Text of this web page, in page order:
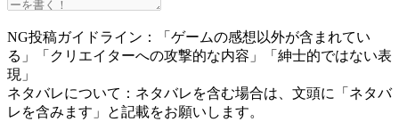
NG投稿ガイドライン：「ゲームの感想以外が含まれてい
る」「クリエイターへの攻撃的な内容」「紳士的ではない表
現」
ネタバレについて：ネタバレを含む場合は、文頭に「ネタバ
レを含みます」と記載をお願いします。